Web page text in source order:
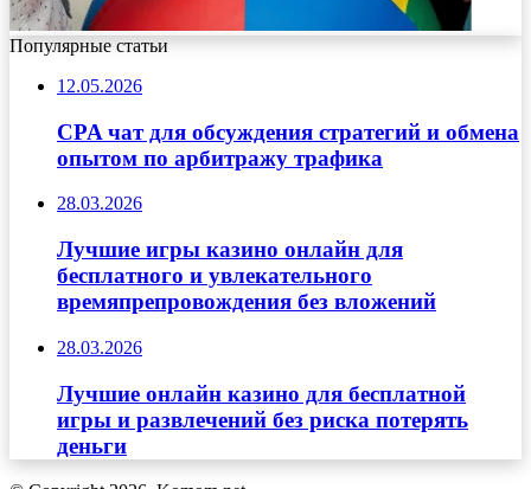
Популярные статьи
12.05.2026
CPA чат для обсуждения стратегий и обмена
опытом по арбитражу трафика
28.03.2026
Лучшие игры казино онлайн для
бесплатного и увлекательного
времяпрепровождения без вложений
28.03.2026
Лучшие онлайн казино для бесплатной
игры и развлечений без риска потерять
деньги